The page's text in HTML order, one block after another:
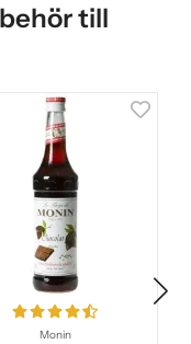
till
Monin